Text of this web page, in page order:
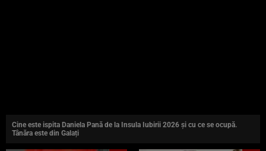
Cine este ispita Daniela Pană de la Insula Iubirii 2026 și cu ce se ocupă.
Tânăra este din Galați